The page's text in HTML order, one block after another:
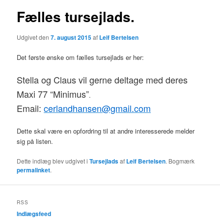
Fælles tursejlads.
Udgivet den7. august 2015af Leif Bertelsen
Det første ønske om fælles tursejlads er her:
Stella og Claus vil gerne deltage med deres
Maxi 77 “Minimus”.
Email:cerlandhansen@gmail.com
Dette skal være en opfordring til at andre interesserede melder
sig på listen.
Dette indlæg blev udgivet iTursejladsaf Leif Bertelsen. Bogmærk
permalinket.
RSS
Indlægsfeed